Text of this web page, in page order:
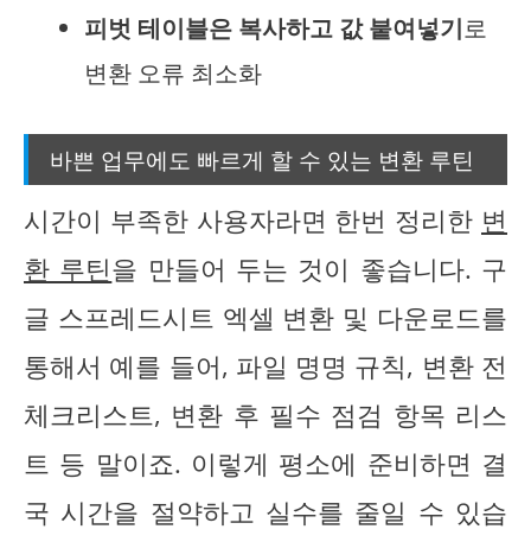
피벗 테이블은 복사하고 값 붙여넣기로
변환 오류 최소화
바쁜 업무에도 빠르게 할 수 있는 변환 루틴
시간이 부족한 사용자라면 한번 정리한 변
환 루틴을 만들어 두는 것이 좋습니다. 구
글 스프레드시트 엑셀 변환 및 다운로드를
통해서 예를 들어, 파일 명명 규칙, 변환 전
체크리스트, 변환 후 필수 점검 항목 리스
트 등 말이죠. 이렇게 평소에 준비하면 결
국 시간을 절약하고 실수를 줄일 수 있습